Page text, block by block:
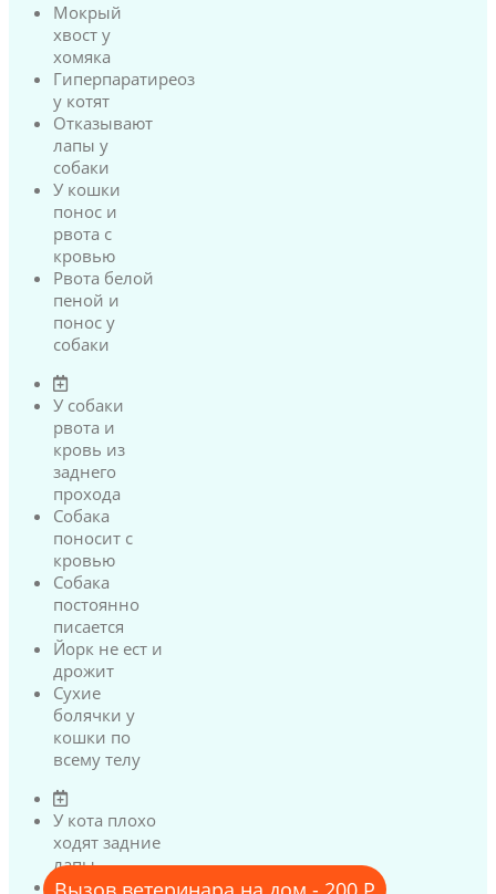
Мокрый
хвост у
хомяка
Гиперпаратиреоз
у котят
Отказывают
лапы у
собаки
У кошки
понос и
рвота с
кровью
Рвота белой
пеной и
понос у
собаки
У собаки
рвота и
кровь из
заднего
прохода
Собака
поносит с
кровью
Собака
постоянно
писается
Йорк не ест и
дрожит
Сухие
болячки у
кошки по
всему телу
У кота плохо
ходят задние
лапы
У кота